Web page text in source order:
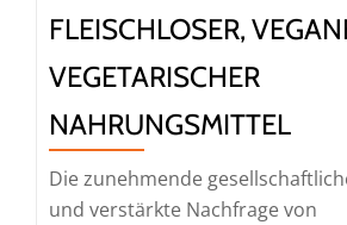
FLEISCHLOSER,
VEGETARISCHER
NAHRUNGSMITTEL
Die zunehmende
und verstärkte Nachfrage von